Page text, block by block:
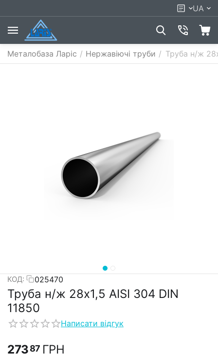
UA
Металобаза Ларіс / Нержавіючі труби / Труба н/ж
КОД: 025470
Труба н/ж 28х1,5 AISI 304 DIN
11850
Написати відгук
27387 ГРН